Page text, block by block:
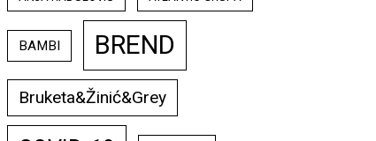
BAMBI BREND
Bruketa&Žinić&Grey